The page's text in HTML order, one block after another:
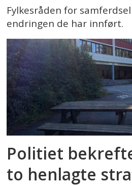
Fylkesråden for
endringen de har innført.
Politiet
to henlagte